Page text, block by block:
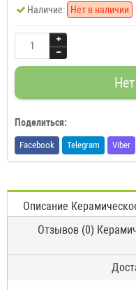
Наличие: Нет в наличии
Поделиться:
Facebook Telegram Viber
Описание
Отзывов (0)